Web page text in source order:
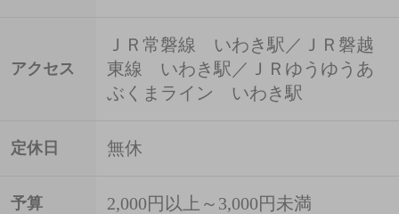
アクセス
ＪＲ常磐線 いわき駅／ＪＲ磐越
東線 いわき駅／ＪＲゆうゆうあ
ぶくまライン いわき駅
定休日 無休
予算 2,000円以上～3,000円未満